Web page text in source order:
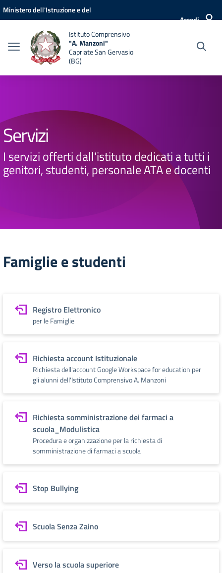
Vai ai contenuti
Vai al menu di navigazione
Vai al footer
Ministero dell'Istruzione e del
Accedi
Istituto Comprensivo
"A. Manzoni"
Capriate San Gervasio
(BG)
Servizi
I servizi offerti dall'istituto dedicati a tutti i
genitori, studenti, personale ATA e docenti
Famiglie e studenti
Registro Elettronico
per le Famiglie
Richiesta account Istituzionale
Richiesta dell'account Google Workspace for education per
gli alunni dell'Istituto Comprensivo A. Manzoni
Richiesta somministrazione dei farmaci a
scuola_Modulistica
Procedura e organizzazione per la richiesta di
somministrazione di farmaci a scuola
Stop Bullying
Scuola Senza Zaino
Verso la scuola superiore